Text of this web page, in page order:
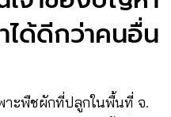
ด้ดีกว่าคนอื่น
ะพืชผักที่ปลูกในพื้นที่ จ.